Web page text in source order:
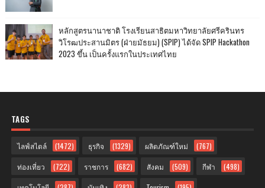
หลักสูตรนานาชาติ โรงเรียนสาธิตมหาวิทยาลัยศรีครินทร
วิโรฒประสานมิตร (ฝ่ายมัธยม) (SPIP) ได้จัด SPIP Hackathon
2023 ขึ้น เป็นครั้งแรกในประเทศไทย
TAGS
ไลฟ์สไตล์ (1472) ธุรกิจ (1329) ผลิตภัณฑ์ใหม่ (767)
ท่องเที่ยว (722) ราชการ (682) สังคม (509) กีฬา (498)